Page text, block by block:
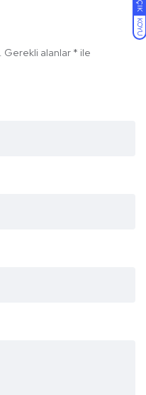
AÇIK
KOYU
Gerekli alanlar * ile